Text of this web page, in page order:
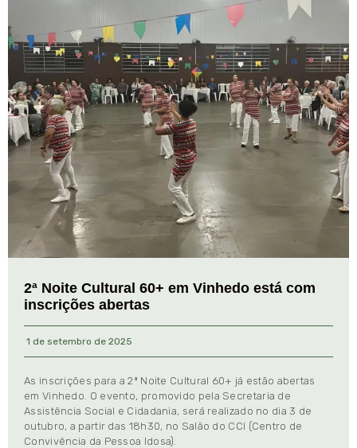
2ª Noite Cultural 60+ em Vinhedo está com
inscrições abertas
1 de setembro de 2025
As inscrições para a 2ª Noite Cultural 60+ já estão abertas
em Vinhedo. O evento, promovido pela Secretaria de
Assistência Social e Cidadania, será realizado no dia 3 de
outubro, a partir das 18h30, no Salão do CCI (Centro de
Convivência da Pessoa Idosa).